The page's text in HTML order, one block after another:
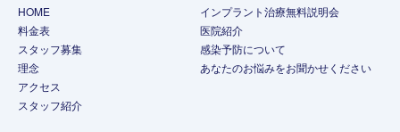
HOME
料金表
スタッフ募集
理念
アクセス
スタッフ紹介
インプラント治療無料説明会
医院紹介
感染予防について
あなたのお悩みをお聞かせください